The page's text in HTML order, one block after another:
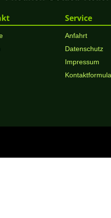
Service
Anfahrt
Datenschutz
Impressum